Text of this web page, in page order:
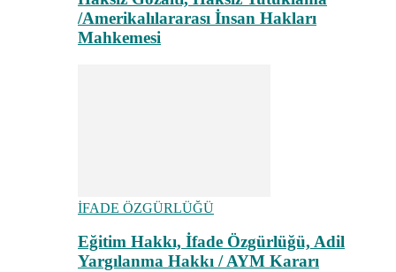
/Amerikalılararası İnsan Hakları
Mahkemesi
İFADE ÖZGÜRLÜĞÜ
Eğitim Hakkı, İfade Özgürlüğü, Adil
Yargılanma Hakkı / AYM Kararı